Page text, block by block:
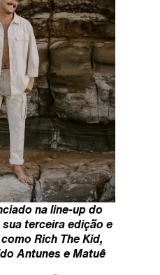
na line-up do
terceira edição e
Rich The Kid,
Antunes e Matuê